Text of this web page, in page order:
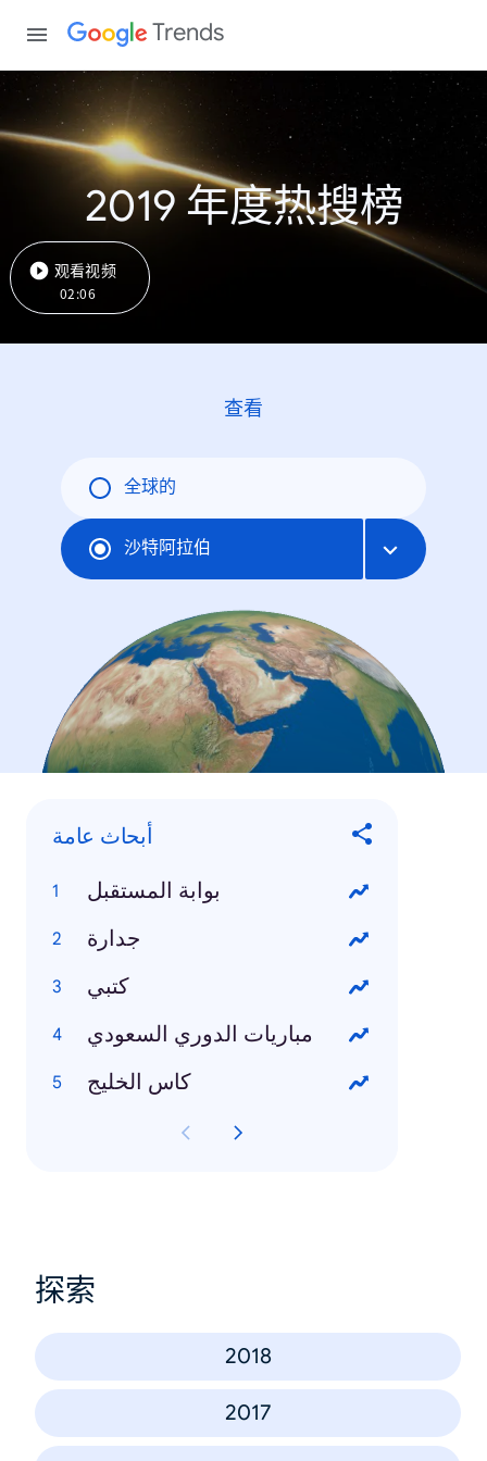
Trends
2019 年度热搜榜
观看视频
02:06
查看
全球的
沙特阿拉伯
أبحاث عامة
بوابة المستقبل
جدارة
كتبي
مباريات الدوري السعودي
كاس الخليج
探索
2018
2017